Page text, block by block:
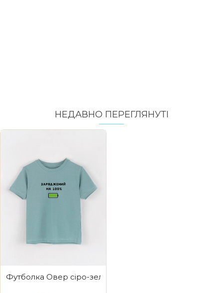
НЕДАВНО ПЕРЕГЛЯНУТI
Футболка Овер сіро-зелена Заряджений на 100%